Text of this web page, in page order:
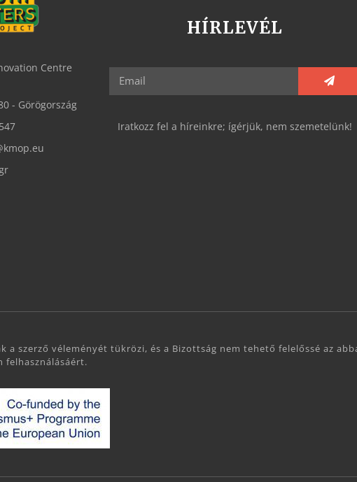
Centre
- Görögország
HÍRLEVÉL
Iratkozz fel a híreinkre; ígérjük, nem szemetelünk!
a szerző véleményét tükrözi, és a Bizottság nem tehető felelőssé az
felhasználásáért.